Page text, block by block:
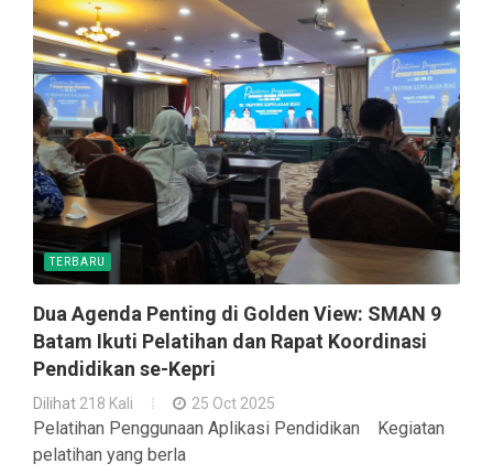
TERBARU
Dua Agenda Penting di Golden View: SMAN 9
Batam Ikuti Pelatihan dan Rapat Koordinasi
Pendidikan se-Kepri
Dilihat 218 Kali 25 Oct 2025
Pelatihan Penggunaan Aplikasi Pendidikan Kegiatan
pelatihan yang berla